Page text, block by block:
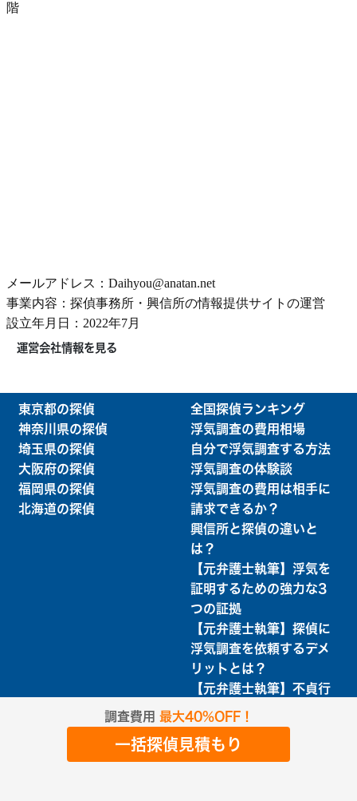
調査費用 最大40%OFF！
一括探偵見積もり
メールアドレス：Daihyou@anatan.net
事業内容：探偵事務所・興信所の情報提供サイトの運営
設立年月日：2022年7月
運営会社情報を見る
東京都の探偵
神奈川県の探偵
埼玉県の探偵
大阪府の探偵
福岡県の探偵
北海道の探偵
全国探偵ランキング
浮気調査の費用相場
自分で浮気調査する方法
浮気調査の体験談
浮気調査の費用は相手に
請求できるか？
興信所と探偵の違いと
は？
【元弁護士執筆】浮気を
証明するための強力な3
つの証拠
【元弁護士執筆】探偵に
浮気調査を依頼するデメ
リットとは？
【元弁護士執筆】不貞行
為とは？どこから不貞行
為なのか
浮気調査の成功率はどれ